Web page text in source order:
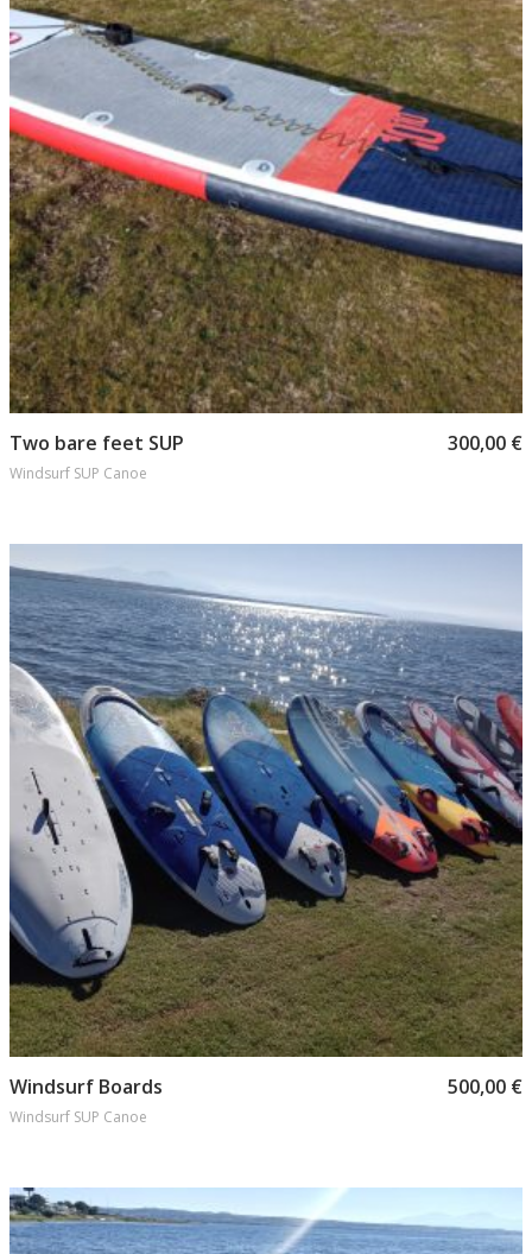
Προσθήκη στο καλάθι
Two bare feet SUP
Windsurf SUP Canoe
300,00 €
Προσθήκη στο καλάθι
Windsurf Boards
Windsurf SUP Canoe
500,00 €